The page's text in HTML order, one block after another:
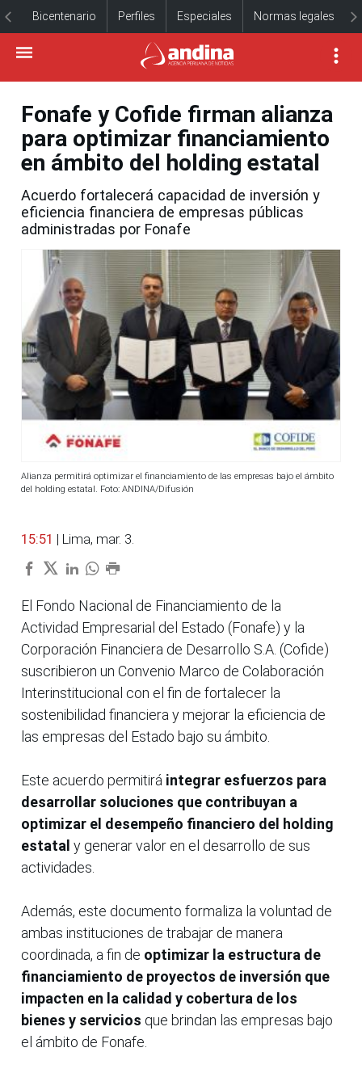
Bicentenario Perfiles Especiales Normas legales
Fonafe y Cofide firman alianza
para optimizar financiamiento
en ámbito del holding estatal
Acuerdo fortalecerá capacidad de inversión y
eficiencia financiera de empresas públicas
administradas por Fonafe
Alianza permitirá optimizar el financiamiento de las empresas bajo el ámbito
del holding estatal. Foto: ANDINA/Difusión
15:51 | Lima, mar. 3.
El Fondo Nacional de Financiamiento de la
Actividad Empresarial del Estado (Fonafe) y la
Corporación Financiera de Desarrollo S.A. (Cofide)
suscribieron un Convenio Marco de Colaboración
Interinstitucional con el fin de fortalecer la
sostenibilidad financiera y mejorar la eficiencia de
las empresas del Estado bajo su ámbito.
Este acuerdo permitirá integrar esfuerzos para
desarrollar soluciones que contribuyan a
optimizar el desempeño financiero del holding
estatal y generar valor en el desarrollo de sus
actividades.
Además, este documento formaliza la voluntad de
ambas instituciones de trabajar de manera
coordinada, a fin de optimizar la estructura de
financiamiento de proyectos de inversión que
impacten en la calidad y cobertura de los
bienes y servicios que brindan las empresas bajo
el ámbito de Fonafe.